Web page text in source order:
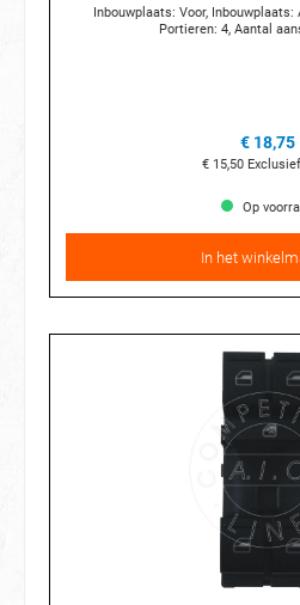
Inbouwplaats: Voor, Inbouwplaats: Aan de bestuurderszijde,
Portieren: 4,
€ 18,75
€ 15,50
Op
In het